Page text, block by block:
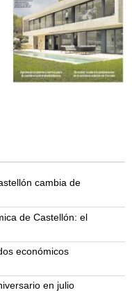
cambia de
de Castellón: el
económicos
en julio